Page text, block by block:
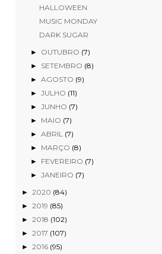
HALLOWEEN
MUSIC MONDAY
DARK SUGAR
► OUTUBRO (7)
► SETEMBRO (8)
► AGOSTO (9)
► JULHO (11)
► JUNHO (7)
► MAIO (7)
► ABRIL (7)
► MARÇO (8)
► FEVEREIRO (7)
► JANEIRO (7)
►2020 (84)
►2019 (85)
►2018 (102)
►2017 (107)
►2016 (95)